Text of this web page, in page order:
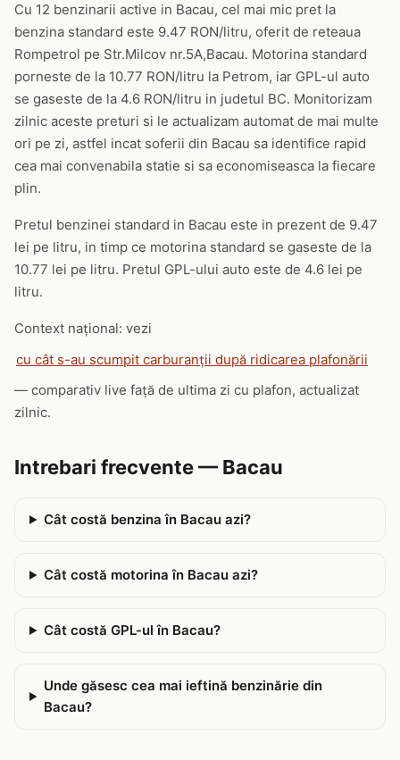
Cu 12 benzinarii active in Bacau, cel mai mic pret la
benzina standard este 9.47 RON/litru, oferit de reteaua
Rompetrol pe Str.Milcov nr.5A,Bacau. Motorina standard
porneste de la 10.77 RON/litru la Petrom, iar GPL-ul auto
se gaseste de la 4.6 RON/litru in judetul BC. Monitorizam
zilnic aceste preturi si le actualizam automat de mai multe
ori pe zi, astfel incat soferii din Bacau sa identifice rapid
cea mai convenabila statie si sa economiseasca la fiecare
plin.
Pretul benzinei standard in Bacau este in prezent de 9.47
lei pe litru, in timp ce motorina standard se gaseste de la
10.77 lei pe litru. Pretul GPL-ului auto este de 4.6 lei pe
litru.
Context național: vezi
cu cât s-au scumpit carburanții după ridicarea plafonării
— comparativ live față de ultima zi cu plafon, actualizat
zilnic.
Intrebari frecvente — Bacau
Cât costă benzina în Bacau azi?
Cât costă motorina în Bacau azi?
Cât costă GPL-ul în Bacau?
Unde găsesc cea mai ieftină benzinărie din
Bacau?